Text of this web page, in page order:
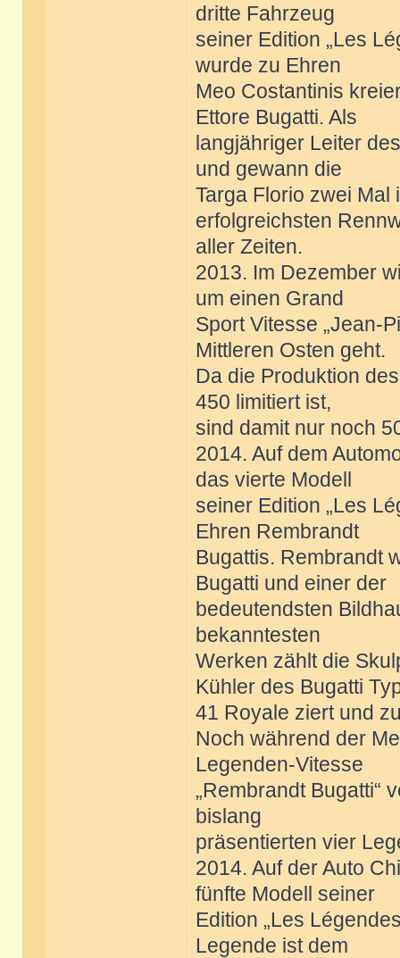
dritte Fahrzeug
seiner Edition „Les
wurde zu Ehren
Meo Costantinis
Ettore Bugatti. Als
langjähriger Leiter
und gewann die
Targa Florio zwei Mal
erfolgreichsten
aller Zeiten.
2013. Im Dezember
um einen Grand
Sport Vitesse „Jean-
Mittleren Osten geht.
Da die Produktion
450 limitiert ist,
sind damit nur noch
2014. Auf dem
das vierte Modell
seiner Edition „Les
Ehren Rembrandt
Bugattis. Rembrandt
Bugatti und einer der
bedeutendsten
bekanntesten
Werken zählt die
Kühler des Bugatti
41 Royale ziert und
Noch während der
Legenden-Vitesse
„Rembrandt Bugatti“
bislang
präsentierten vier
2014. Auf der Auto
fünfte Modell seiner
Edition „Les
Legende ist dem